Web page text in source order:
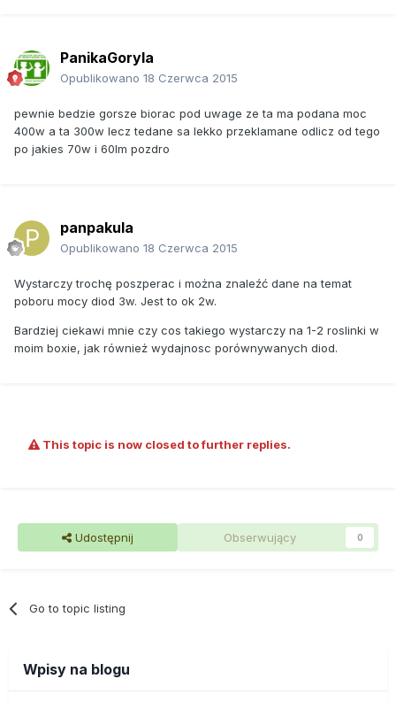
PanikaGoryla
Opublikowano 18 Czerwca 2015
pewnie bedzie gorsze biorac pod uwage ze ta ma podana moc
400w a ta 300w lecz tedane sa lekko przeklamane odlicz od tego
po jakies 70w i 60lm pozdro
panpakula
Opublikowano 18 Czerwca 2015
Wystarczy trochę poszperac i można znaleźć dane na temat
poboru mocy diod 3w. Jest to ok 2w.
Bardziej ciekawi mnie czy cos takiego wystarczy na 1-2 roslinki w
moim boxie, jak również wydajnosc porównywanych diod.
This topic is now closed to further replies.
Udostępnij Obserwujący 0
Go to topic listing
Wpisy na blogu